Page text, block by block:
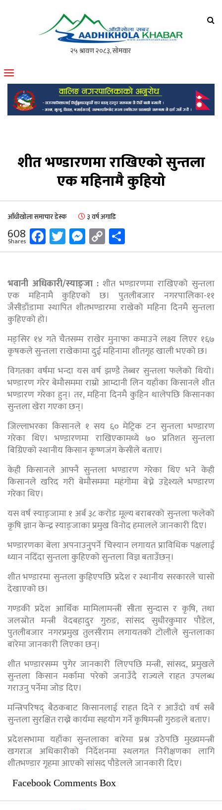
मोफसलकै लोकप्रिय अनलाइन पत्रिका
शीत भण्डारणमा राखिएको सुन्तला
एक महिनामै कुहियो
आँधीखोला समाचार डेस्क ३ वर्ष अगाडि
608
Shares Facebook
Twitter
Messenger
Copy
Link
भवानी अधिकारी/स्याङ्जा : शीत भण्डारणमा राखिएको सुन्तला
एक महिनामै कुहिएको छ। पुतलीबजार नगरपालिका-११
जैसीडाँडामा स्थापित शीतभण्डारमा राखेको महिना दिनमै सुन्तला
कुहिएको हो।
मङ्सिर १४ गते चैतसम्म राखेर मुनाफा कमाउने लक्ष्य लिएर १६७
कृषकले सुन्तला राखेकामा दुई महिनामा शीतगृह खाली भएको छ।
विगतका वर्षमा भन्दा यस वर्ष झण्डै तेब्बर सुन्तला फलेको थियो।
भण्डारण गरेर बेमौसममा राम्रो आम्दानी लिन यहाँका किसानले शीत
भण्डारण गरेका हुन्। तर, महिना दिनमै कुहिन थालेपछि किसानका
सुन्तला खेरा गएका छन्।
जिल्लाभरका किसानले १ सय ६० मेट्रिक टन सुन्तला भण्डारण
गरेका थिए। भण्डारणमा राखिएकामध्ये ७० प्रतिशत सुन्तला
बिग्रिएको स्थानीय किसान कृष्णजंग केसीले बताए।
केही किसानले आफ्नै सुन्तला भण्डारण गरेका थिए भने केही
किसानले खरिद गरी बेमौसममा महंगोमा बेच्ने उद्देश्यले भण्डारण
गरेका थिए।
यस वर्ष स्याङ्जामा १ अर्ब ३८ करोड मूल्य बराबरको सुन्तला फलेको
कृषि ज्ञान केन्द्र स्याङ्जाका प्रमुख विनोद हमालले जानकारी दिए।
भण्डारणका बेला अपनाउनुपर्ने चिस्यान लगायत प्राविधिक पक्षलाई
ध्यान नदिँदा सुन्तला कुहिएको सुन्तला विज्ञ बताउँछन्।
शीत भण्डारमा सुन्तला कुहिएपछि प्रदेश र स्थानीय सरकारले चासो
देखाएको छ।
गण्डकी प्रदेश आर्थिक मामिलामन्त्री सीता सुन्दास र कृषि, तथा
जलस्रोत मन्त्री वेदबहादुर गुरुङ, सांसद सुधीरकुमार पौडेल,
पुतलीबजार नगरप्रमुख तुलसीराम लगायतको टोलीले सुन्तलाका
बारेमा जानकारी लिएका छन्।
शीत भण्डारसम्म पुगेर जानकारी लिएपछि मन्त्री, सांसद, प्रमुखले
सुन्तला किसान मर्कामा परेको जनाउँदै राज्यले राहत उपलब्ध
गराउनु पर्नेमा जोड दिए।
मन्त्रिपरिषद् बैठकबाट किसानलाई राहत दिने र आउँदो वर्ष सबै
सुन्तला सुरक्षित राख्ने कार्यमा सहयोग गर्ने कृषिमन्त्री गुरुङले बताए।
प्रदेशसभामा यहाँका सुन्तलाका बारेमा प्रश्न उठेपछि मुख्यमन्त्री
खगराज अधिकारीको निर्देशनमा स्थलगत निरीक्षणका लागि
शीतभण्डार गृहमा आएको सांसद पौडेलले जानकारी दिए।
Facebook Comments Box